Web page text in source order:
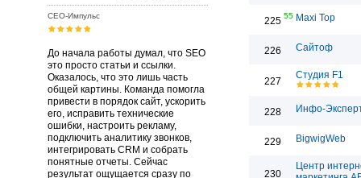
СЕО-Импульс
До начала работы думал, что SEO
это просто статьи и ссылки.
Оказалось, что это лишь часть
общей картины. Команда помогла
привести в порядок сайт, ускорить
его, исправить технические
ошибки, настроить рекламу,
подключить аналитику звонков,
интегрировать CRM и собрать
понятные отчеты. Сейчас
результат ощущается сразу по
225 55 Maxi Top
226 Сайтоф
227
Студия F1
228 Инфо-
229 BigwigWeb
230
Центр